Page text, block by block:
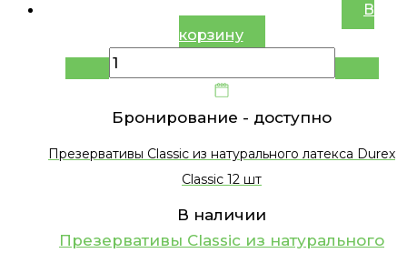
В
корзину
Бронирование - доступно
Презервативы Classic из натурального латекса Durex
Classic 12 шт
В наличии
Презервативы Classic из натурального